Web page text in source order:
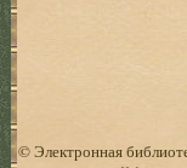
© Электронная